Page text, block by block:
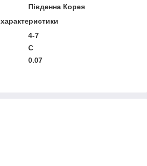
Південна Корея
4-7
C
0.07